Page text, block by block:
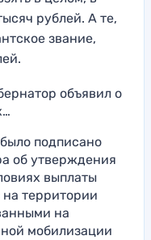
рублей. А те,
звание,
объявил о
подписано
об утверждения
выплаты
территории
на
мобилизации